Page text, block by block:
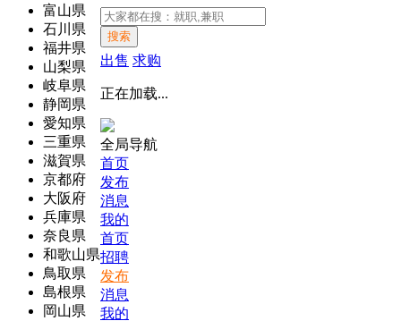
富山県
石川県
福井県
山梨県
岐阜県
静岡県
愛知県
三重県
滋賀県
京都府
大阪府
兵庫県
奈良県
和歌山県
鳥取県
島根県
岡山県
搜索
出售 求购
正在加载...
全局导航
首页
发布
消息
我的
首页
招聘
发布
消息
我的